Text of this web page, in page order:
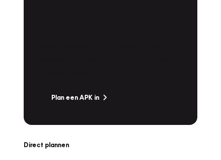
Plan een APK in
Direct plannen